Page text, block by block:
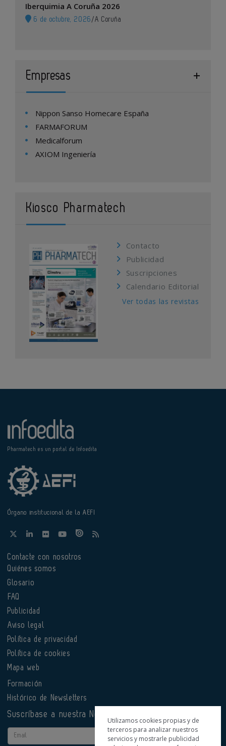
Iberquimia A Coruña 2026
6 de octubre, 2026 /A Coruña
Empresas
Nippon Sanso Homecare España
FARMAFORUM
Medicalforum
AXIOM Ingeniería
Kiosco Pharmatech
Contacto
Publicidad
Suscripciones
Calendario Editorial
Ver todas las revistas
Pharmatech es un portal de Infoedita
Órgano institucional de la AEFI
Contacte con nosotros
Quiénes somos
Glosario
FAQ
Publicidad
Aviso legal
Política de privacidad
Política de cookies
Mapa web
Formación
Histórico de Newsletters
Suscríbase a nuestra Newsletter
Email
Utilizamos cookies propias y de
terceros para analizar nuestros
servicios y mostrarle publicidad